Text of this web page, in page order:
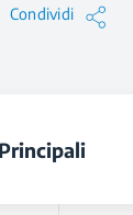
Condividi